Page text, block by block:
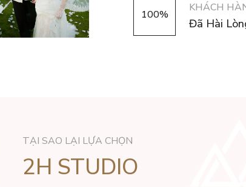
100%
KHÁCH
Đã Hài
TẠI SAO LẠI LỰA CHỌN
2H STUDIO